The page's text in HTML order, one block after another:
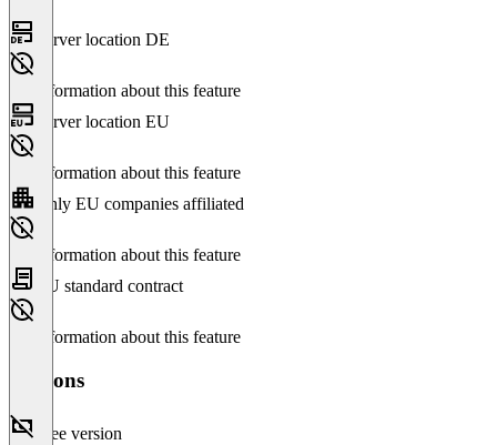
Server location DE
No information about this feature
Server location EU
No information about this feature
Only EU companies affiliated
No information about this feature
EU standard contract
No information about this feature
Versions
Free version